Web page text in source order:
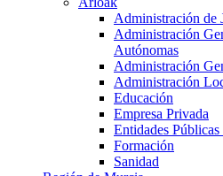
Administración de
Administración
Autónomas
Administración
Administración
Educación
Empresa Privada
Entidades Públicas
Formación
Sanidad